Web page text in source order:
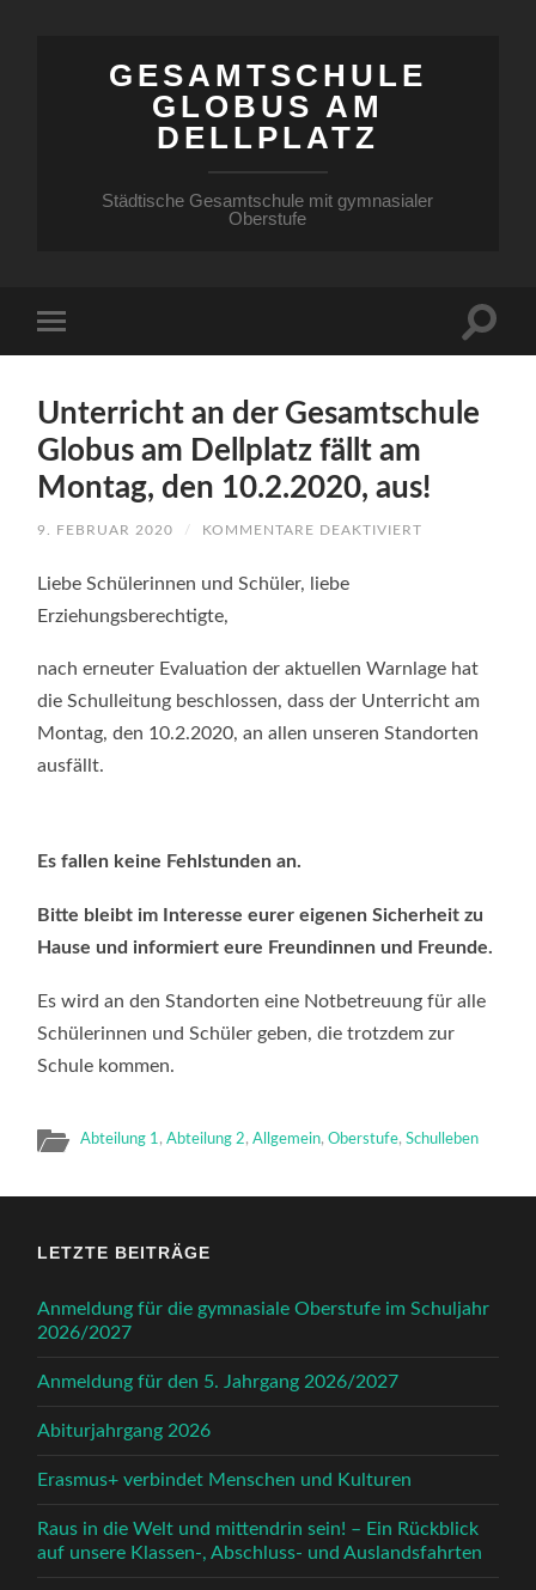
GESAMTSCHULE
GLOBUS AM
DELLPLATZ
Städtische Gesamtschule mit gymnasialer
Oberstufe
Unterricht an der Gesamtschule
Globus am Dellplatz fällt am
Montag, den 10.2.2020, aus!
9. FEBRUAR 2020 / KOMMENTARE DEAKTIVIERT
FÄLLT
AM
MONTAG,
10.2.2020,
Liebe Schülerinnen und Schüler, liebe
Erziehungsberechtigte,
nach erneuter Evaluation der aktuellen Warnlage hat
die Schulleitung beschlossen, dass der Unterricht am
Montag, den 10.2.2020, an allen unseren Standorten
ausfällt.
Es fallen keine Fehlstunden an.
Bitte bleibt im Interesse eurer eigenen Sicherheit zu
Hause und informiert eure Freundinnen und Freunde.
Es wird an den Standorten eine Notbetreuung für alle
Schülerinnen und Schüler geben, die trotzdem zur
Schule kommen.
Abteilung 1 ,Abteilung 2,Allgemein,Oberstufe,Schulleben
LETZTE BEITRÄGE
Anmeldung für die gymnasiale Oberstufe im Schuljahr
2026/2027
Anmeldung für den 5. Jahrgang 2026/2027
Abiturjahrgang 2026
Erasmus+ verbindet Menschen und Kulturen
Raus in die Welt und mittendrin sein! – Ein Rückblick
auf unsere Klassen-, Abschluss- und Auslandsfahrten